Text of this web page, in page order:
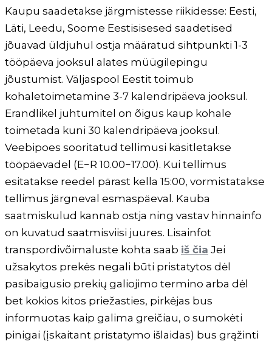
Kaupu saadetakse järgmistesse riikidesse: Eesti,
Läti, Leedu, Soome Eestisisesed saadetised
jõuavad üldjuhul ostja määratud sihtpunkti 1-3
tööpäeva jooksul alates müügilepingu
jõustumist. Väljaspool Eestit toimub
kohaletoimetamine 3-7 kalendripäeva jooksul.
Erandlikel juhtumitel on õigus kaup kohale
toimetada kuni 30 kalendripäeva jooksul.
Veebipoes sooritatud tellimusi käsitletakse
tööpäevadel (E−R 10.00−17.00). Kui tellimus
esitatakse reedel pärast kella 15:00, vormistatakse
tellimus järgneval esmaspäeval. Kauba
saatmiskulud kannab ostja ning vastav hinnainfo
on kuvatud saatmisviisi juures. Lisainfot
transpordivõimaluste kohta saab iš čia Jei
užsakytos prekės negali būti pristatytos dėl
pasibaigusio prekių galiojimo termino arba dėl
bet kokios kitos priežasties, pirkėjas bus
informuotas kaip galima greičiau, o sumokėti
pinigai (įskaitant pristatymo išlaidas) bus grąžinti